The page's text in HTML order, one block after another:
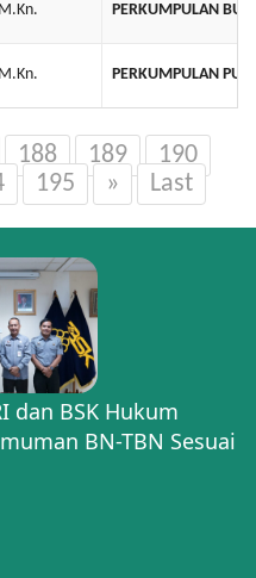
PERKUMPULAN
PERKUMPULAN
188 189
190
195 » Last
dan BSK Hukum
BN-TBN Sesuai